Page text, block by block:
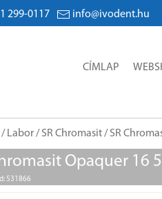
299-0117 info@ivodent.hu
CÍMLAP
/ Labor/ SR Chromasit/ SR
Opaquer 16
531866